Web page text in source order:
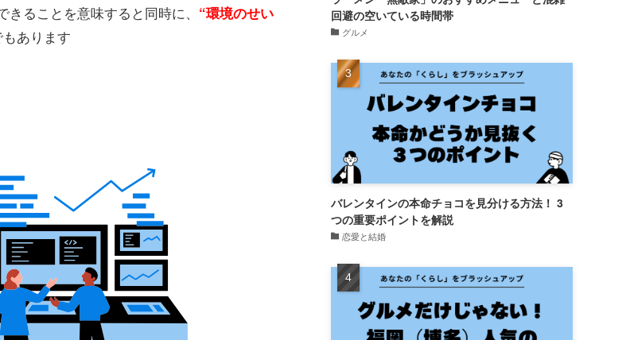
きることを意味すると同時に、 “環境のせい
あります
回避の空いている時間帯
グルメ
バレンタインの本命チョコを見分ける方法！ 3
つの重要ポイントを解説
恋愛と結婚